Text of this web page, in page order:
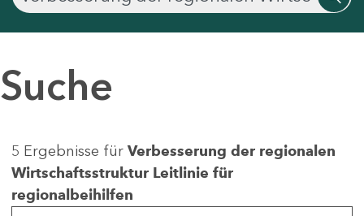
Suche
5 Ergebnisse für Verbesserung der regionalen
Wirtschaftsstruktur Leitlinie für
regionalbeihilfen